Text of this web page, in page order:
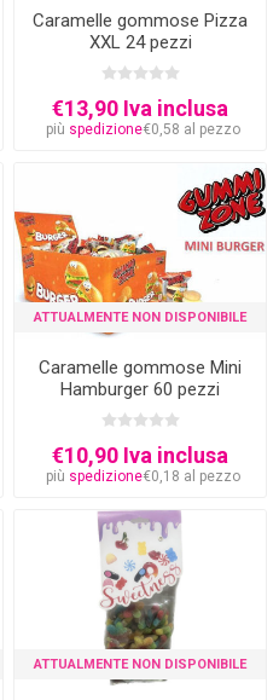
Caramelle gommose Pizza
XXL 24 pezzi
€13,90 Iva inclusa
più spedizione€0,58 al pezzo
ATTUALMENTE NON DISPONIBILE
Caramelle gommose Mini
Hamburger 60 pezzi
€10,90 Iva inclusa
più spedizione€0,18 al pezzo
ATTUALMENTE NON DISPONIBILE